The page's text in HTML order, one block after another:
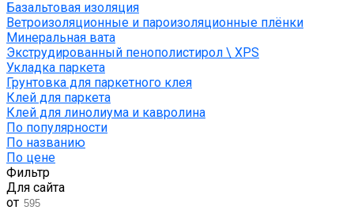
Базальтовая изоляция
Ветроизоляционные и пароизоляционные плёнки
Минеральная вата
Экструдированный пенополистирол \ XPS
Укладка паркета
Грунтовка для паркетного клея
Клей для паркета
Клей для линолиума и кавролина
По популярности
По названию
По цене
Фильтр
Для сайта
от